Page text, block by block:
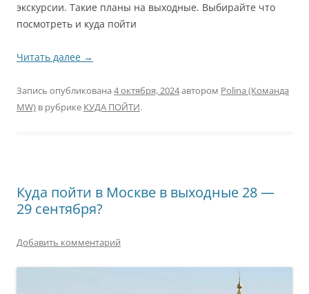
экскурсии. Такие планы на выходные. Выбирайте что
посмотреть и куда пойти
Читать далее →
Запись опубликована 4 октября, 2024автором Polina (Команда
MW) в рубрике КУДА ПОЙТИ.
Куда пойти в Москве в выходные 28 —
29 сентября?
Добавить комментарий